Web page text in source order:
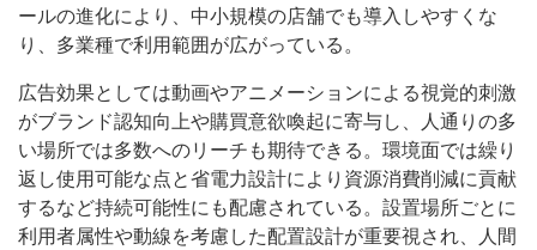
ールの進化により、中小規模の店舗でも導入しやすくな
り、多業種で利用範囲が広がっている。
広告効果としては動画やアニメーションによる視覚的刺激
がブランド認知向上や購買意欲喚起に寄与し、人通りの多
い場所では多数へのリーチも期待できる。環境面では繰り
返し使用可能な点と省電力設計により資源消費削減に貢献
するなど持続可能性にも配慮されている。設置場所ごとに
利用者属性や動線を考慮した配置設計が重要視され、人間